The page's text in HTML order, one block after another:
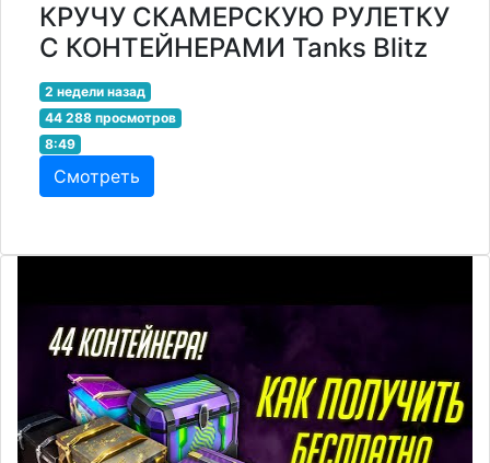
КРУЧУ СКАМЕРСКУЮ РУЛЕТКУ
С КОНТЕЙНЕРАМИ Tanks Blitz
2 недели назад
44 288 просмотров
8:49
Смотреть